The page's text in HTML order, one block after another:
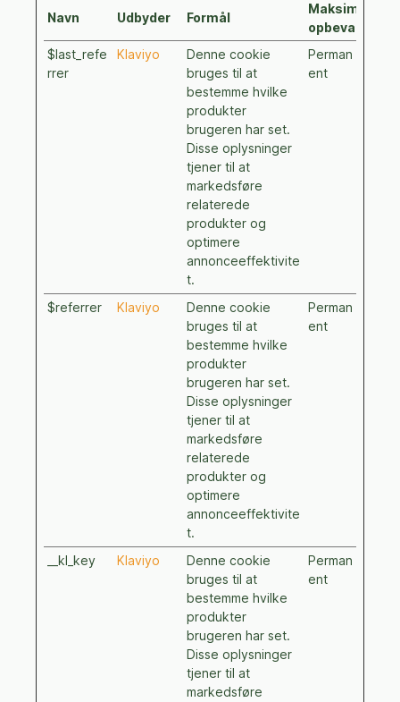
Navn Udbyder Formål
Maksimal
$last_refe
rrer
Klaviyo
Denne cookie
bruges til at
bestemme hvilke
produkter
brugeren har set.
Disse oplysninger
tjener til at
markedsføre
relaterede
produkter og
optimere
annonceeffektivite
t.
Perman
ent
$referrer Klaviyo
Denne cookie
bruges til at
bestemme hvilke
produkter
brugeren har set.
Disse oplysninger
tjener til at
markedsføre
relaterede
produkter og
optimere
annonceeffektivite
t.
Perman
ent
__kl_key Klaviyo
Denne cookie
bruges til at
bestemme hvilke
produkter
brugeren har set.
Disse oplysninger
tjener til at
markedsføre
Perman
ent